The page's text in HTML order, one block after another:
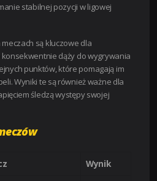
stabilnej pozycji w ligowej
są kluczowe dla
konsekwentnie dąży do wygrywania
punktów, które pomagają im
Wyniki te są również ważne dla
śledzą występy swojej
Wynik